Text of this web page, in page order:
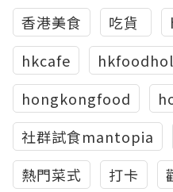
香港美食
吃貨‬ ‪
hkcafe
hongkongfood
社群試食mantopia
熱門菜式
打卡